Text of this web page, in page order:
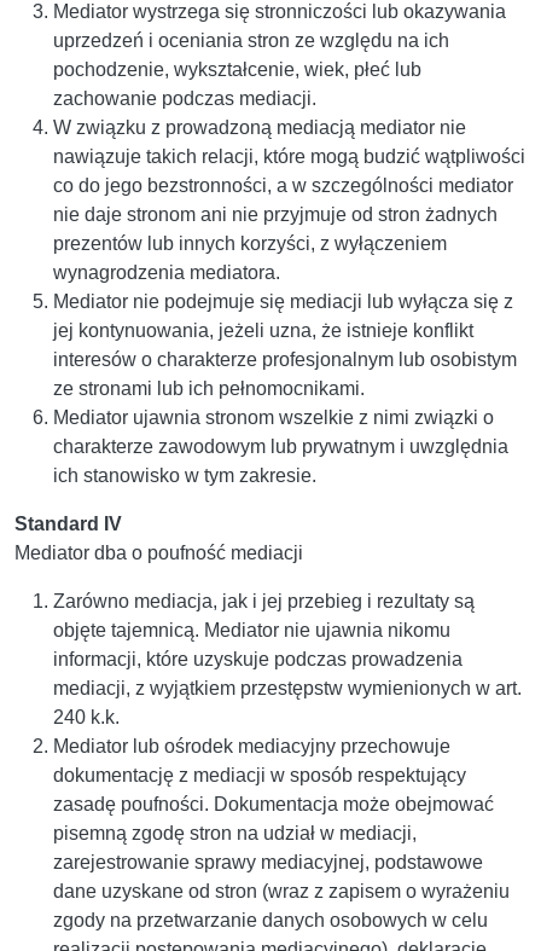
Mediator wystrzega się stronniczości lub okazywania
uprzedzeń i oceniania stron ze względu na ich
pochodzenie, wykształcenie, wiek, płeć lub
zachowanie podczas mediacji.
W związku z prowadzoną mediacją mediator nie
nawiązuje takich relacji, które mogą budzić wątpliwości
co do jego bezstronności, a w szczególności mediator
nie daje stronom ani nie przyjmuje od stron żadnych
prezentów lub innych korzyści, z wyłączeniem
wynagrodzenia mediatora.
Mediator nie podejmuje się mediacji lub wyłącza się z
jej kontynuowania, jeżeli uzna, że istnieje konflikt
interesów o charakterze profesjonalnym lub osobistym
ze stronami lub ich pełnomocnikami.
Mediator ujawnia stronom wszelkie z nimi związki o
charakterze zawodowym lub prywatnym i uwzględnia
ich stanowisko w tym zakresie.
Standard IV
Mediator dba o poufność mediacji
Zarówno mediacja, jak i jej przebieg i rezultaty są
objęte tajemnicą. Mediator nie ujawnia nikomu
informacji, które uzyskuje podczas prowadzenia
mediacji, z wyjątkiem przestępstw wymienionych w art.
240 k.k.
Mediator lub ośrodek mediacyjny przechowuje
dokumentację z mediacji w sposób respektujący
zasadę poufności. Dokumentacja może obejmować
pisemną zgodę stron na udział w mediacji,
zarejestrowanie sprawy mediacyjnej, podstawowe
dane uzyskane od stron (wraz z zapisem o wyrażeniu
zgody na przetwarzanie danych osobowych w celu